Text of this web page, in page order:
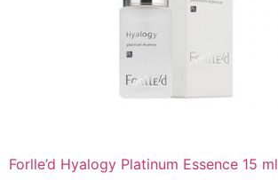
Forlle’d Hyalogy Platinum Essence 15 ml